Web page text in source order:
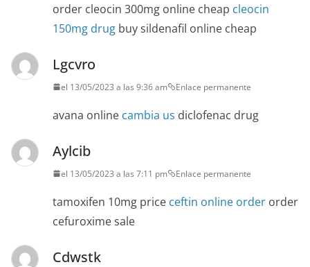
order cleocin 300mg online cheap cleocin
150mg drug buy sildenafil online cheap
Lgcvro
el 13/05/2023 a las 9:36 am Enlace permanente
avana online cambia us diclofenac drug
Aylcib
el 13/05/2023 a las 7:11 pm Enlace permanente
tamoxifen 10mg price ceftin online order order
cefuroxime sale
Cdwstk